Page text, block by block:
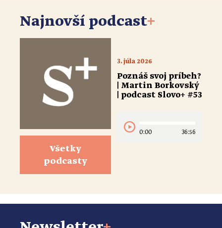
Najnovší podcast+
Všetky
podcasty
3. júla 2026
Poznáš svoj príbeh?
| Martin Borkovský
| podcast Slovo+ #53
0:00 36:56